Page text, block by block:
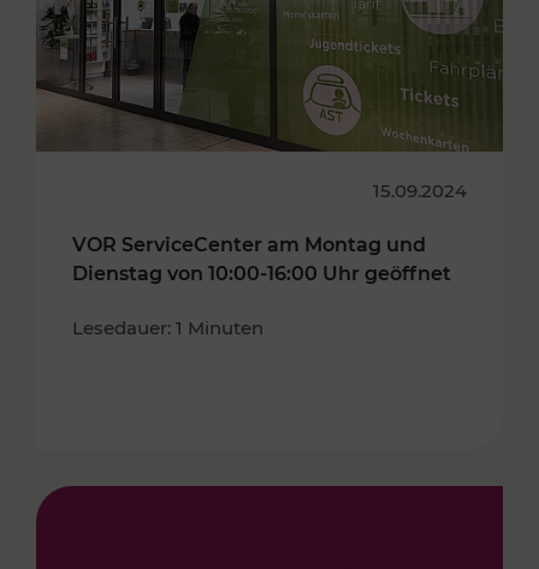
15.09.2024
VOR ServiceCenter am Montag und
Dienstag von 10:00-16:00 Uhr geöffnet
Lesedauer: 1 Minuten